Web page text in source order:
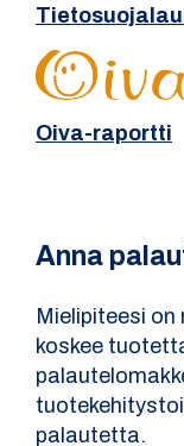
Oiva-raportti
Anna
Mielipiteesi
koskee
palautetta.